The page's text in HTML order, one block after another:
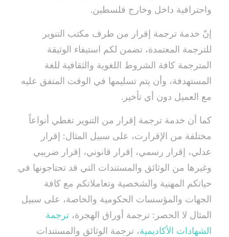
واحترافية داخل وخارج فلسطين.
إنّ خدمة ترجمة إقرار من طرف مكتب التنوير
للترجمة المعتمدة، تضمن لكم استيفاء الوثيقة
المترجمة كافة الشروط اللغوية والثقافية للغة
المستهدفة، وأن يتم تسليمها في الوقت المتفق عليه
مع العميل دون أي تأخير.
كما أن خدمة ترجمة إقرار من التنوير تغطي أنواعاً
مختلفة من الإقرارت، على سبيل المثال: إقرار
عدلي، إقرار رسمي، إقرار قانوني، إقرار ضريبي
وغيرها من الوثائق والمستندات التي قد تحتاجونها في
حياتكم المهنية والشخصية وتعاملاتكم مع كافة
الجهات والمؤسسات الحكومية والخاصة، على سبيل
المثال لا الحصر: ترجمة أوراق الهجرة، ترجمة
الشهادات الأكاديمية، ترجمة الوثائق والمستندات